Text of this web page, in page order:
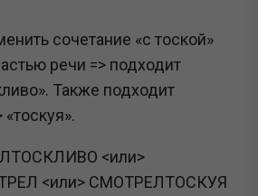
сочетание «с тоской»
речи => подходит
Также подходит
<или>
<или> СМОТРЕЛТОСКУЯ